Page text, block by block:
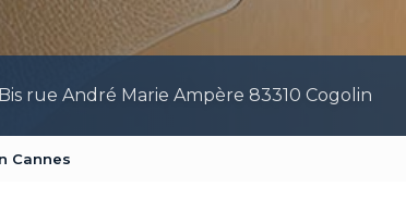
rue André Marie Ampère 83310 Cogolin
Cannes